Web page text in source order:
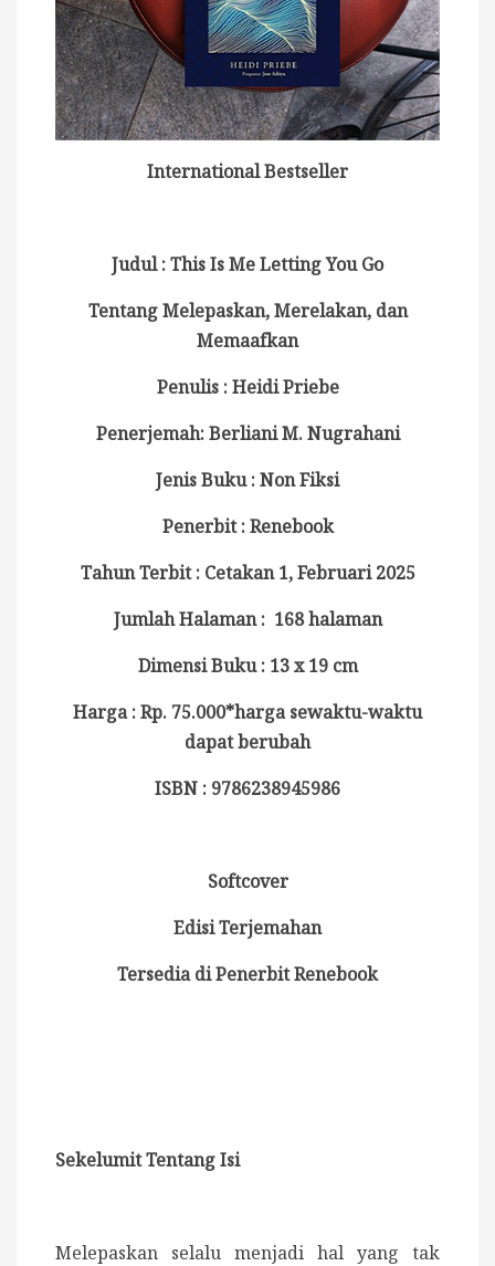
International Bestseller
Judul : This Is Me Letting You Go
Tentang Melepaskan, Merelakan, dan
Memaafkan
Penulis : Heidi Priebe
Penerjemah: Berliani M. Nugrahani
Jenis Buku : Non Fiksi
Penerbit : Renebook
Tahun Terbit : Cetakan 1, Februari 2025
Jumlah Halaman : 168 halaman
Dimensi Buku : 13 x 19 cm
Harga : Rp. 75.000*harga sewaktu-waktu
dapat berubah
ISBN : 9786238945986
Softcover
Edisi Terjemahan
Tersedia di Penerbit Renebook
Sekelumit Tentang Isi
Melepaskan selalu menjadi hal yang tak